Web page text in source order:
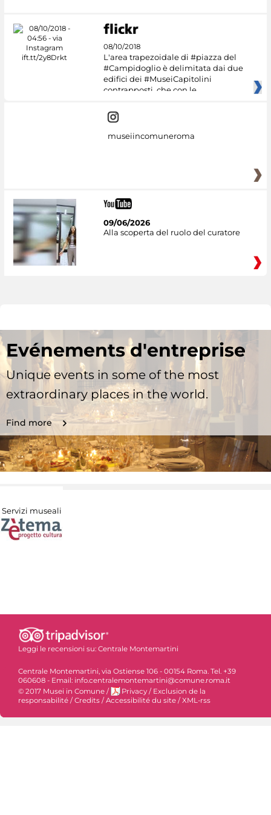
08/10/2018
L'area trapezoidale di #piazza del
#Campidoglio è delimitata dai due
edifici dei #MuseiCapitolini
contrapposti, che con le
museiincomuneroma
09/06/2026
Alla scoperta del ruolo del curatore
Evénements d'entreprise
Unique events in some of the most
extraordinary places in the world.
Find more
Servizi museali
Leggi le recensioni su: Centrale Montemartini
Centrale Montemartini, via Ostiense 106 - 00154 Roma. Tel. +39
060608 - Email: info.centralemontemartini@comune.roma.it
© 2017 Musei in Comune / Privacy / Exclusion de la
responsabilité /Credits /Accessibilité du site /XML-rss